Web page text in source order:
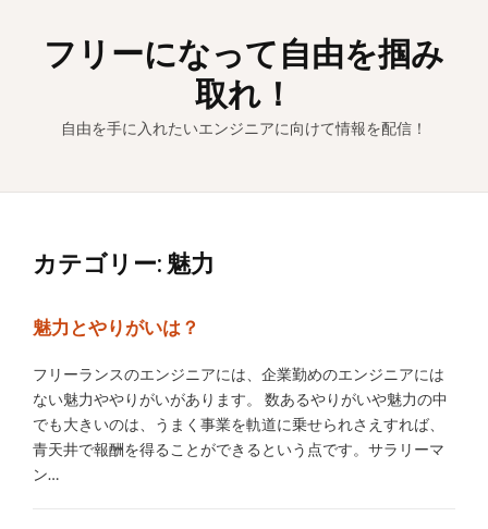
content
フリーになって自由を掴み
取れ！
自由を手に入れたいエンジニアに向けて情報を配信！
カテゴリー: 魅力
魅力とやりがいは？
フリーランスのエンジニアには、企業勤めのエンジニアには
ない魅力ややりがいがあります。 数あるやりがいや魅力の中
でも大きいのは、うまく事業を軌道に乗せられさえすれば、
青天井で報酬を得ることができるという点です。サラリーマ
ン…